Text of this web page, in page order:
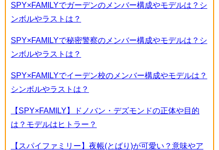
SPY×FAMILYでガーデンのメンバー構成やモデルは？シ
ンボルやラストは？
SPY×FAMILYで秘密警察のメンバー構成やモデルは？シ
ンボルやラストは？
SPY×FAMILYでイーデン校のメンバー構成やモデルは？
シンボルやラストは？
【SPY×FAMILY】ドノバン・デズモンドの正体や目的
は？モデルはヒトラー？
【スパイファミリー】夜帳(とばり)が可愛い？意味やア